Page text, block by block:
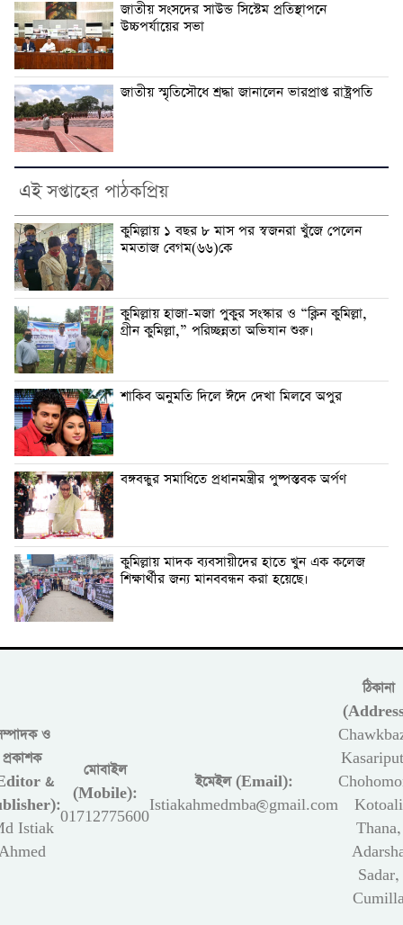
জাতীয় সংসদের সাউন্ড সিস্টেম প্রতিস্থাপনে
উচ্চপর্যায়ের সভা
জাতীয় স্মৃতিসৌধে শ্রদ্ধা জানালেন ভারপ্রাপ্ত রাষ্ট্রপতি
এই সপ্তাহের পাঠকপ্রিয়
কুমিল্লায় ১ বছর ৮ মাস পর স্বজনরা খুঁজে পেলেন
মমতাজ বেগম(৬৬)কে
কুমিল্লায় হাজা-মজা পুকুর সংস্কার ও “ক্লিন কুমিল্লা,
গ্রীন কুমিল্লা,” পরিচ্ছন্নতা অভিযান শুরু।
শাকিব অনুমতি দিলে ঈদে দেখা মিলবে অপুর
বঙ্গবন্ধুর সমাধিতে প্রধানমন্ত্রীর পুষ্পস্তবক অর্পণ
কুমিল্লায় মাদক ব্যবসায়ীদের হাতে খুন এক কলেজ
শিক্ষার্থীর জন্য মানববন্ধন করা হয়েছে।
ও
প্রকাশক
&
Istiak
মোবাইল
(Mobile):
01712775600
ইমেইল (Email):
Istiakahmedmba@gmail.com
ঠিকানা
Kotoali
Thana,
Sadar,